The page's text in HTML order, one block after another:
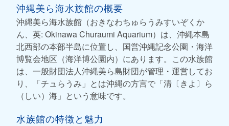
沖縄美ら海水族館の概要
沖縄美ら海水族館（おきなわちゅらうみすいぞくか
ん、英: Okinawa Churaumi Aquarium）は、沖縄本島
北西部の本部半島に位置し、国営沖縄記念公園・海洋
博覧会地区（海洋博公園内）にあります。この水族館
は、一般財団法人沖縄美ら島財団が管理・運営してお
り、「チュらうみ」とは沖縄の方言で「清〔きよ〕ら
（しい）海」という意味です。
水族館の特徴と魅力